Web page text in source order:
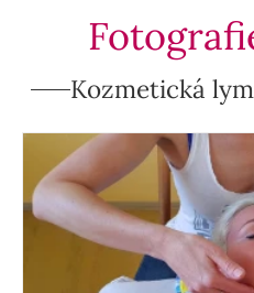
Kozmetická